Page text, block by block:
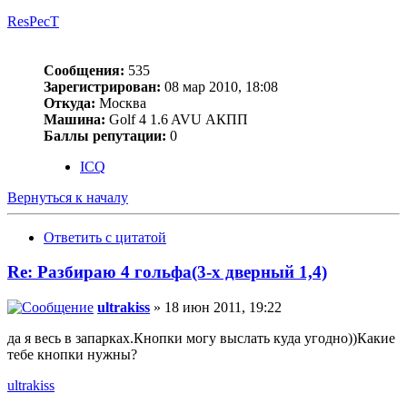
ResPecT
Сообщения: 535
Зарегистрирован: 08 мар 2010, 18:08
Откуда: Москва
Машина: Golf 4 1.6 AVU АКПП
Баллы репутации: 0
ICQ
Вернуться к началу
Ответить с цитатой
Re: Разбираю 4 гольфа(3-х дверный 1,4)
ultrakiss » 18 июн 2011, 19:22
да я весь в запарках.Кнопки могу выслать куда угодно))Какие
тебе кнопки нужны?
ultrakiss